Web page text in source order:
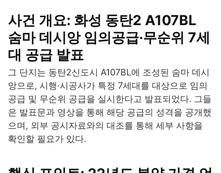
사건 개요: 화성 동탄2 A107BL
숨마 데시앙 임의공급·무순위 7세
대 공급 발표
그 단지는 동탄2신도시 A107BL에 조성된 숨마 데시
앙으로, 시행·시공사가 특정 7세대를 대상으로 임의
공급 및 무순위 공급을 실시한다고 발표되었다. 그들
은 발표문과 영상을 통해 해당 공급의 성격을 공개했
으며, 외부 공시자료와의 대조를 통해 세부 사항을
확인할 필요가 있다.